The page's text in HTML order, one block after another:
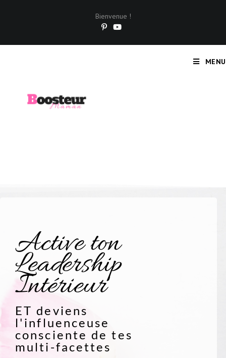
Bienvenue !
MENU
Active ton
Leadership
Intérieur
ET deviens
l'influenceuse
consciente de tes
multi-facettes